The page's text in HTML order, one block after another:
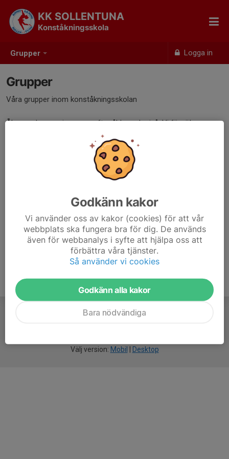
Grupper Logga in
KK SOLLENTUNA
Konståkningsskola
Grupper
Våra grupper inom konståkningsskolan
Åkarna placeras i grupper efter ålder och nivå. Vi försöker
tillgodse önskemål så som tider, kamrater med mera så gott det
går. Grupptillhörighet och tid meddelas vid terminstart.
Notera att vi återanvänder samma namn för grupper varje
termin men att namnen i sig inte signalerar en viss nivå. Man
kvar samma gruppnamn men vara på en ny nivå termin efter
termin.
Välj version: Mobil Desktop
Godkänn kakor
Vi använder oss av kakor (cookies) för att vår
webbplats ska fungera bra för dig. De används
även för webbanalys i syfte att hjälpa oss att
förbättra våra tjänster.
Så använder vi cookies
Godkänn alla kakor
Bara nödvändiga